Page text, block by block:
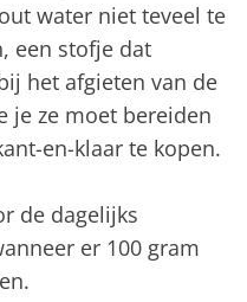
water niet teveel te
een stofje dat
het afgieten van de
je ze moet bereiden
en-klaar te kopen.
de dagelijks
er 100 gram